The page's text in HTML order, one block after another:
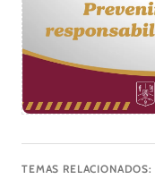
TEMAS RELACIONADOS: